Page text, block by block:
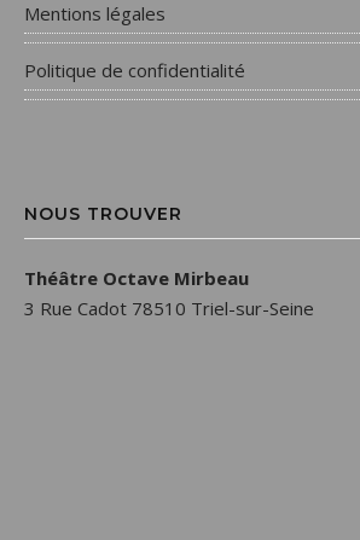
Mentions légales
Politique de confidentialité
NOUS TROUVER
Théâtre Octave Mirbeau
3 Rue Cadot 78510 Triel-sur-Seine